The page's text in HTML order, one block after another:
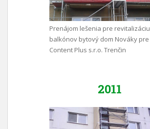
Prenájom lešenia pre revitalizáciu
balkónov bytový dom Nováky pre
Content Plus s.r.o. Trenčin
2011